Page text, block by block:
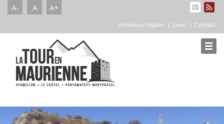
A- A A+
Mentions légales Liens Contact